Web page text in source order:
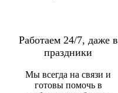
Работаем 24/7, даже в
праздники
Мы всегда на связи и
готовы помочь в